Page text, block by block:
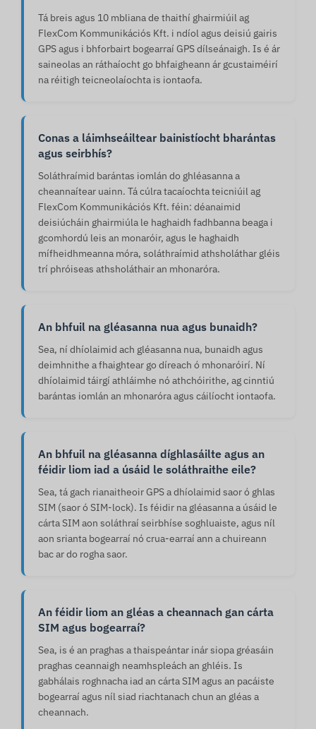
Tá breis agus 10 mbliana de thaithí ghairmiúil ag
FlexCom Kommunikációs Kft. i ndíol agus deisiú gairis
GPS agus i bhforbairt bogearraí GPS dílseánaigh. Is é ár
saineolas an ráthaíocht go bhfaigheann ár gcustaiméirí
na réitigh teicneolaíochta is iontaofa.
Conas a láimhseáiltear bainistíocht bharántas
agus seirbhís?
Soláthraímid barántas iomlán do ghléasanna a
cheannaítear uainn. Tá cúlra tacaíochta teicniúil ag
FlexCom Kommunikációs Kft. féin: déanaimid
deisiúcháin ghairmiúla le haghaidh fadhbanna beaga i
gcomhordú leis an monaróir, agus le haghaidh
mífheidhmeanna móra, soláthraímid athsholáthar gléis
trí phróiseas athsholáthair an mhonaróra.
An bhfuil na gléasanna nua agus bunaidh?
Sea, ní dhíolaimid ach gléasanna nua, bunaidh agus
deimhnithe a fhaightear go díreach ó mhonaróirí. Ní
dhíolaimid táirgí athláimhe nó athchóirithe, ag cinntiú
barántas iomlán an mhonaróra agus cáilíocht iontaofa.
An bhfuil na gléasanna díghlasáilte agus an
féidir liom iad a úsáid le soláthraithe eile?
Sea, tá gach rianaitheoir GPS a dhíolaimid saor ó ghlas
SIM (saor ó SIM-lock). Is féidir na gléasanna a úsáid le
cárta SIM aon soláthraí seirbhíse soghluaiste, agus níl
aon srianta bogearraí nó crua-earraí ann a chuireann
bac ar do rogha saor.
An féidir liom an gléas a cheannach gan cárta
SIM agus bogearraí?
Sea, is é an praghas a thaispeántar inár siopa gréasáin
praghas ceannaigh neamhspleách an ghléis. Is
gabhálais roghnacha iad an cárta SIM agus an pacáiste
bogearraí agus níl siad riachtanach chun an gléas a
cheannach.